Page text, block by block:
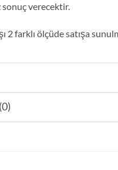
sonuç verecektir.
2 farklı ölçüde satışa